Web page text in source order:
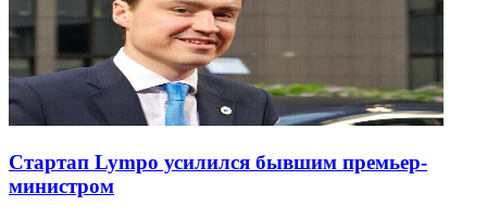
Стартап Lympo усилился бывшим премьер-
министром